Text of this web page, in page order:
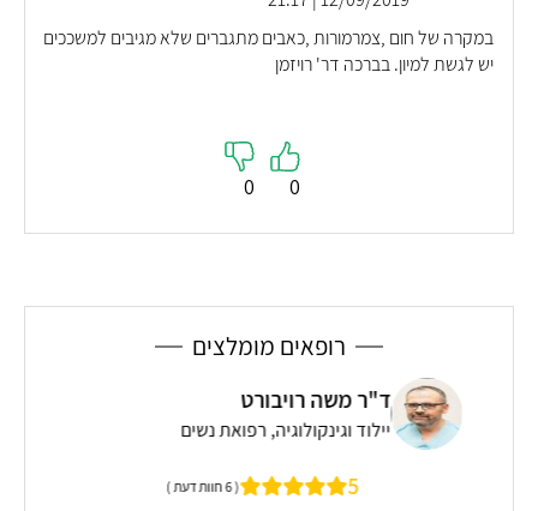
במקרה של חום ,צמרמורות ,כאבים מתגברים שלא מגיבים למשככים
יש לגשת למיון. בברכה דר' רויזמן
0
0
רופאים מומלצים
ד"ר משה רויבורט
יילוד וגינקולוגיה, רפואת נשים
5 ( 6 חוות דעת )